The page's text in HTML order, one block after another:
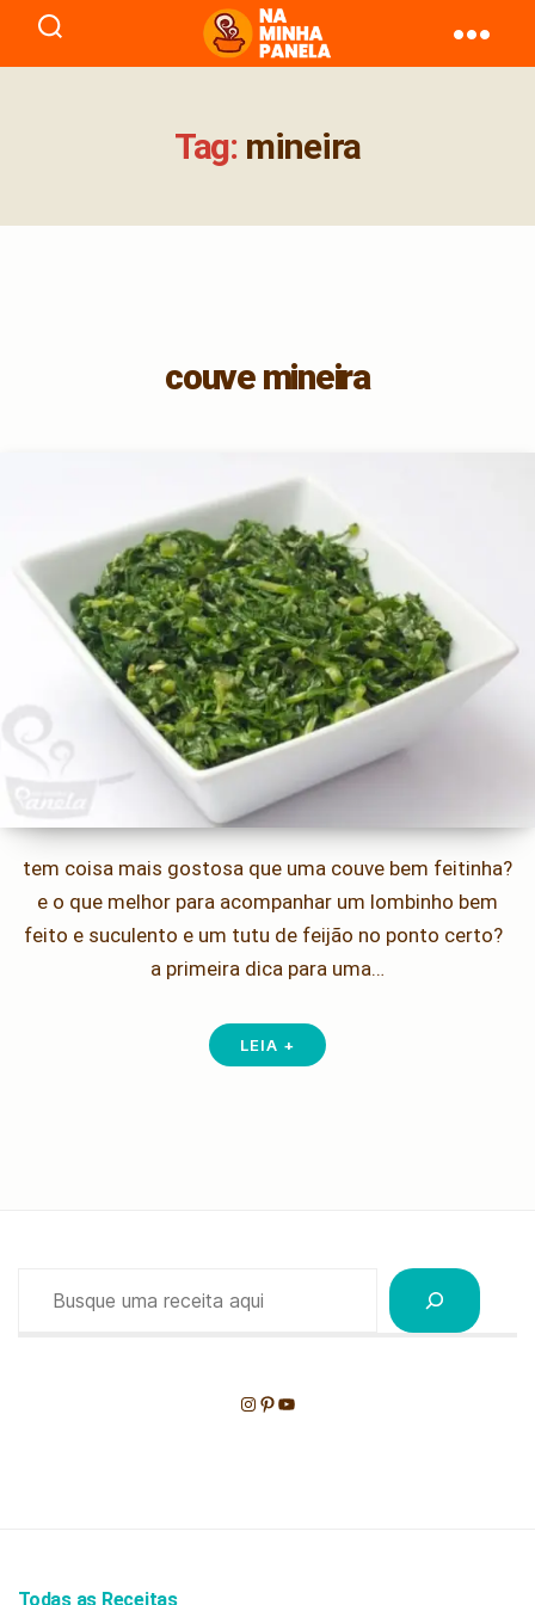
naminhapanela.com
Tag: mineira
couve mineira
tem coisa mais gostosa que uma couve bem feitinha?
e o que melhor para acompanhar um lombinho bem
feito e suculento e um tutu de feijão no ponto certo?
a primeira dica para uma…
LEIA +
Instagram
Pinterest
Youtube
Todas as Receitas